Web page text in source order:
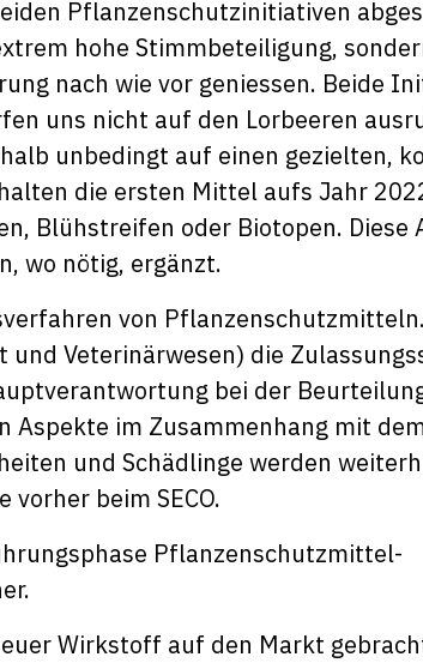
Pflanzenschutzinitiativen
hohe Stimmbeteiligung,
nach wie vor geniessen. Beide
uns nicht auf den Lorbeeren
unbedingt auf einen gezielten,
die ersten Mittel aufs Jahr
Blühstreifen oder Biotopen. Diese
wo nötig, ergänzt.
von
Veterinärwesen) die
bei der
Aspekte im Zusammenhang mit
und Schädlinge werden
beim SECO.
Pflanzenschutzmittel-
Wirkstoff auf den Markt